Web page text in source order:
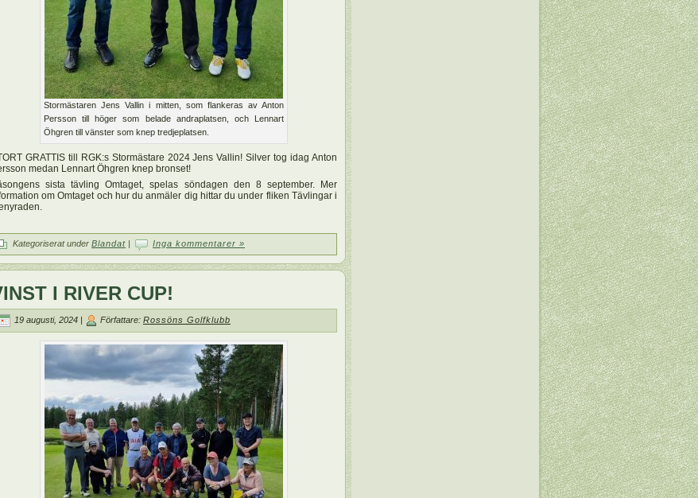
Stormästaren Jens Vallin i mitten, som flankeras av Anton
Persson till höger som belade andraplatsen, och Lennart
Öhgren till vänster som knep tredjeplatsen.
GRATTIS till RGK:s Stormästare 2024 Jens Vallin! Silver tog idag Anton
medan Lennart Öhgren knep bronset!
sista tävling Omtaget, spelas söndagen den 8 september. Mer
om Omtaget och hur du anmäler dig hittar du under fliken Tävlingar i
Kategoriserat under Blandat | Inga kommentarer »
I RIVER CUP!
19 augusti, 2024 | Författare: Rossöns Golfklubb